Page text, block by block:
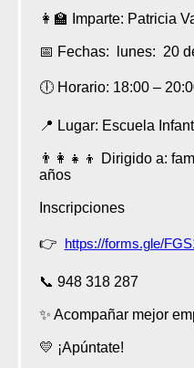
👩‍🏫 Imparte: Patricia
📅 Fechas: lunes: 20
🕕 Horario: 18:00 –
📍 Lugar: Escuela
👨‍👩‍👧‍👦 Dirigido a:
años
Inscripciones
👉 https://forms.gle/
📞 948 318 287
✨ Acompañar mejor
💛 ¡Apúntate!